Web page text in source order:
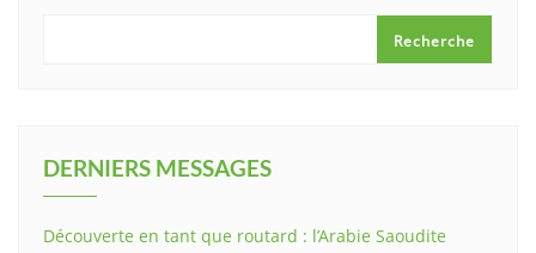
Recherche
DERNIERS MESSAGES
Découverte en tant que routard : l’Arabie Saoudite